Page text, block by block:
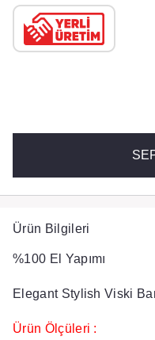
Ürün Bilgileri
%100 El Yapımı​
Elegant Stylish Viski
Ürün Ölçüleri :